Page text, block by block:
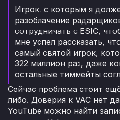
Игрок, с которым я
разоблачение
сотрудничать с ESIC,
мне успел рассказать,
самый святой игрок,
322 миллион раз, даже
остальные тиммейты
Сейчас проблема стоит
либо. Доверия к VAC нет
YouTube можно найти